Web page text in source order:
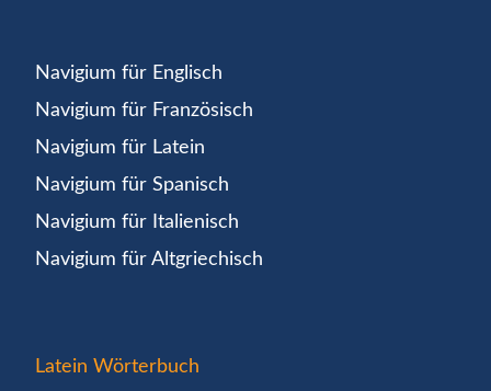
Navigium für Englisch
Navigium für Französisch
Navigium für Latein
Navigium für Spanisch
Navigium für Italienisch
Navigium für Altgriechisch
Latein Wörterbuch